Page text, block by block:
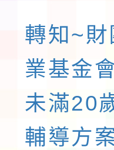
轉知~
業基金
未滿20
輔導方